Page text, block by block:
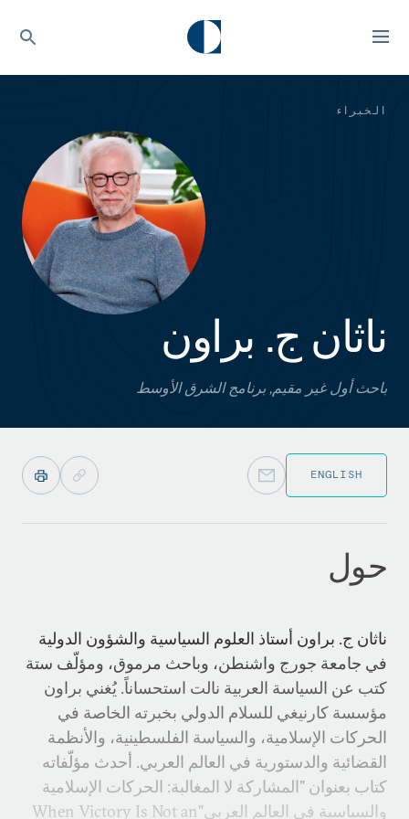
الخبراء
ناثان ج. براون
باحث أول غير مقيم, برنامج الشرق الأوسط
ENGLISH
حول
ناثان ج. براون أستاذ العلوم السياسية والشؤون الدولية
في جامعة جورج واشنطن، وباحث مرموق، ومؤلّف ستة
كتب عن السياسة العربية نالت استحساناً. يُغني براون
مؤسسة كارنيغي للسلام الدولي بخبرته الخاصة في
الحركات الإسلامية، والسياسة الفلسطينية، والأنظمة
القضائية والدستورية في العالم العربي. أحدث مؤلّفاته
كتاب بعنوان "المشاركة لا المغالبة: الحركات الإسلامية
والسياسية في العالم العربي"When Victory Is Not an